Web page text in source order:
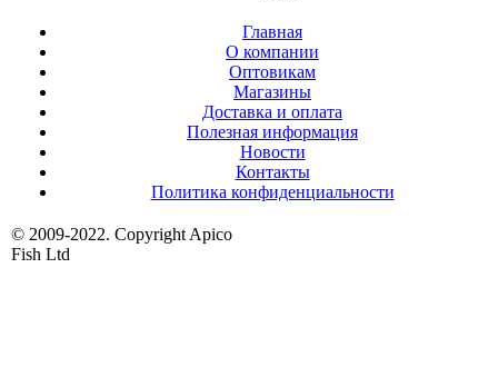
Главная
О компании
Оптовикам
Магазины
Доставка и оплата
Полезная информация
Новости
Контакты
Политика конфиденциальности
© 2009-2022. Copyright Apico
Fish Ltd